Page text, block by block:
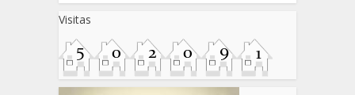
Visitas